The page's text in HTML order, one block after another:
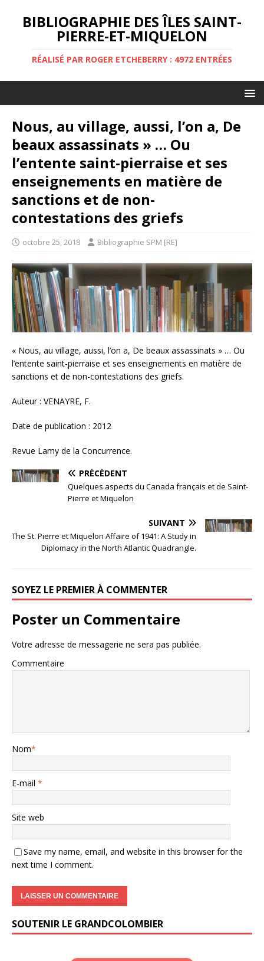
BIBLIOGRAPHIE DES ÎLES SAINT-
PIERRE-ET-MIQUELON
RÉALISÉ PAR ROGER ETCHEBERRY : 4972 ENTRÉES
Nous, au village, aussi, l’on a, De
beaux assassinats » … Ou
l’entente saint-pierraise et ses
enseignements en matière de
sanctions et de non-
contestations des griefs
octobre 25, 2018 Bibliographie SPM [RE]
« Nous, au village, aussi, l’on a, De beaux assassinats » … Ou
l’entente saint-pierraise et ses enseignements en matière de
sanctions et de non-contestations des griefs.
Auteur : VENAYRE, F.
Date de publication : 2012
Revue Lamy de la Concurrence.
PRÉCÉDENT
Quelques aspects du Canada français et de Saint-
Pierre et Miquelon
SUIVANT
The St. Pierre et Miquelon Affaire of 1941: A Study in
Diplomacy in the North Atlantic Quadrangle.
SOYEZ LE PREMIER À COMMENTER
Poster un Commentaire
Votre adresse de messagerie ne sera pas publiée.
Commentaire
Nom*
E-mail *
Site web
Save my name, email, and website in this browser for the
next time I comment.
SOUTENIR LE GRANDCOLOMBIER